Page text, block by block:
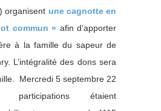
organisent une cagnotte en
commun » afin d’apporter
à la famille du sapeur de
L’intégralité des dons sera
Mercredi 5 septembre 22
participations étaient